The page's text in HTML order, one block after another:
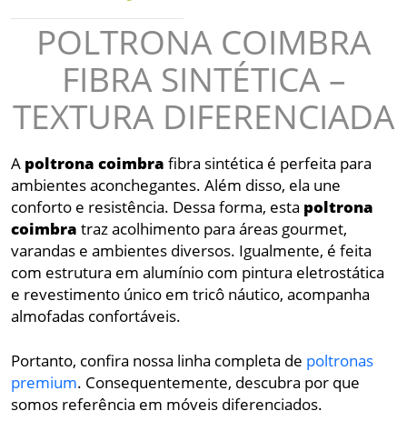
POLTRONA COIMBRA
FIBRA SINTÉTICA –
TEXTURA DIFERENCIADA
A poltrona coimbra fibra sintética é perfeita para
ambientes aconchegantes. Além disso, ela une
conforto e resistência. Dessa forma, esta poltrona
coimbra traz acolhimento para áreas gourmet,
varandas e ambientes diversos. Igualmente, é feita
com estrutura em alumínio com pintura eletrostática
e revestimento único em tricô náutico, acompanha
almofadas confortáveis.
Portanto, confira nossa linha completa de poltronas
premium. Consequentemente, descubra por que
somos referência em móveis diferenciados.